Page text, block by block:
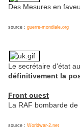
Des Mesures en
source : guerre-mondiale.org
Le secrétaire d'état
définitivement la
Front ouest
La RAF bombarde de
source : Worldwar-2.net